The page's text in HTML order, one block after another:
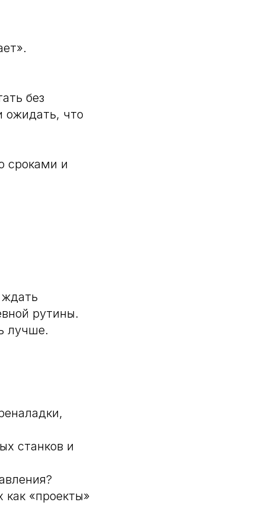
без
ожидать, что
сроками и
рутины.
лучше.
станков и
«проекты»